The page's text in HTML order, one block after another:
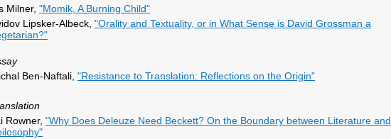
Milner, "Momik, A Burning Child"
Lipsker-Albeck, "Orality and Textuality, or in What Sense is David Grossman a
Ben-Naftali, "Resistance to Translation: Reflections on the Origin"
Rowner, "Why Does Deleuze Need Beckett? On the Boundary between Literature and